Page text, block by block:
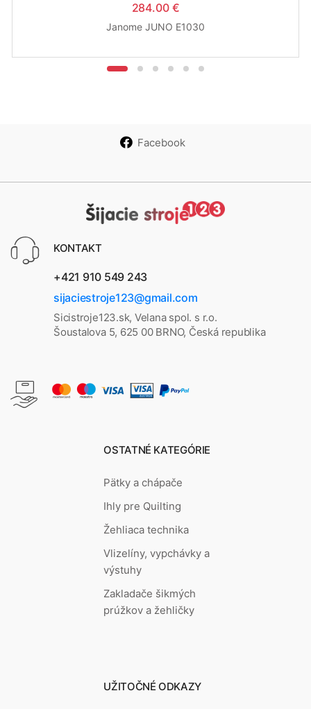
284.00 €
Janome JUNO E1030
Facebook
KONTAKT
+421 910 549 243
sijaciestroje123@gmail.com
Sicistroje123.sk, Velana spol. s r.o.
Šoustalova 5, 625 00 BRNO, Česká republika
OSTATNÉ KATEGÓRIE
Pätky a chápače
Ihly pre Quilting
Žehliaca technika
Vlizelíny, vypchávky a
výstuhy
Zakladače šikmých
prúžkov a žehličky
UŽITOČNÉ ODKAZY